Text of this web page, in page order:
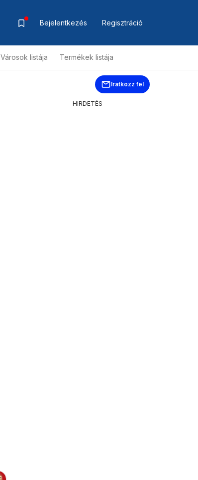
Bejelentkezés Regisztráció
Városok listája Termékek listája
Iratkozz fel
HIRDETÉS